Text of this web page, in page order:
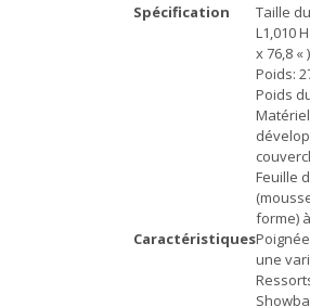
Spécification
Taille
L1,010
x 76,8 « )
Poids:
Poids
Feuille
forme)
Caractéristiques
une